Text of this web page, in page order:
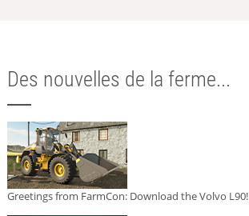
Des nouvelles de la ferme...
Greetings from FarmCon: Download the Volvo L90!